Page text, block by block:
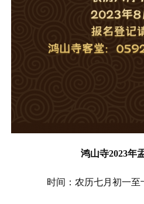
鸿山寺2023年
时间：农历七月初一至